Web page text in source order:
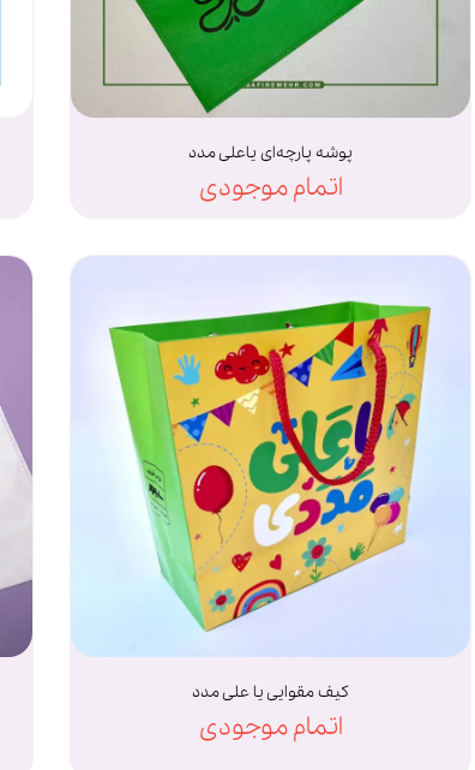
پوشه پارچه‌ای یاعلی مدد
اتمام موجودی
کیف مقوایی یا علی مدد
اتمام موجودی